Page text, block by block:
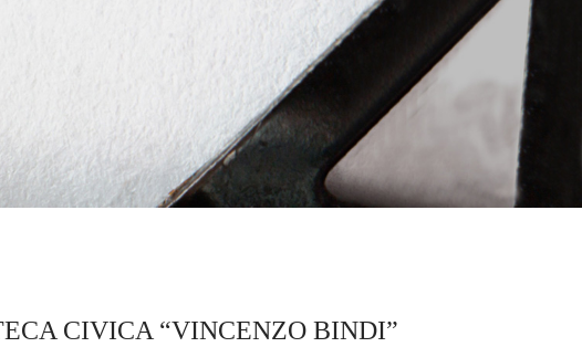
CIVICA “VINCENZO BINDI”